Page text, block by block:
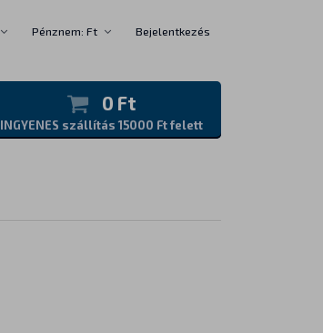
Pénznem: Ft Bejelentkezés
0 Ft
INGYENES szállítás 15000 Ft felett